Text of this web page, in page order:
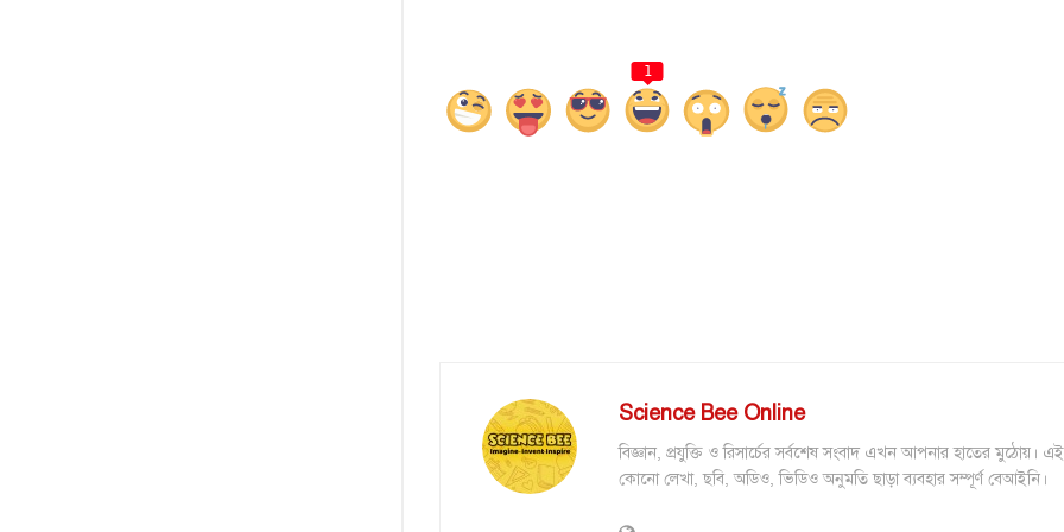
1
Science Bee Online
বিজ্ঞান, প্রযুক্তি ও রিসার্চের সর্বশেষ সংবাদ এখন আপনার হাতের মুঠোয়।
কোনো লেখা, ছবি, অডিও, ভিডিও অনুমতি ছাড়া ব্যবহার সম্পূর্ণ বেআইনি।